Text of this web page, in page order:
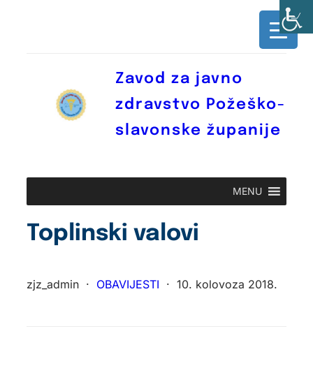
Zavod za javno
zdravstvo Požeško-
slavonske županije
MENU
Toplinski valovi
zjz_admin · OBAVIJESTI · 10. kolovoza 2018.